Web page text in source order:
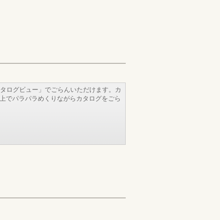
ログビュー」でごらんいただけます。カ
でパラパラめくりながらカタログをごら